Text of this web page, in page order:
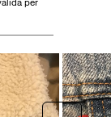
per